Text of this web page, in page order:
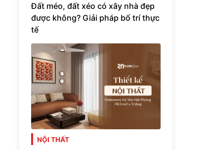
Đất méo, đất xéo có xây nhà đẹp
được không? Giải pháp bố trí thực
tế
NỘI THẤT